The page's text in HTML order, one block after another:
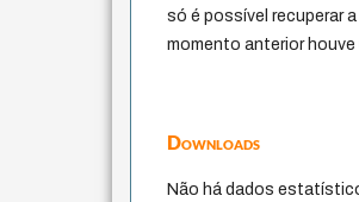
só é possível recuperar
momento anterior houve
Downloads
Não há dados